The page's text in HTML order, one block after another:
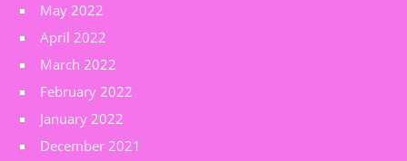
May 2022
April 2022
March 2022
February 2022
January 2022
December 2021